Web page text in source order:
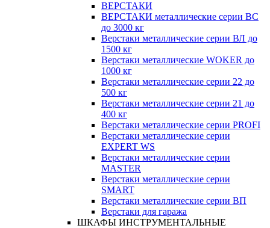
ВЕРСТАКИ
ВЕРСТАКИ металлические серии ВС
до 3000 кг
Верстаки металлические серии ВЛ до
1500 кг
Верстаки металлические WOKER до
1000 кг
Верстаки металлические серии 22 до
500 кг
Верстаки металлические серии 21 до
400 кг
Верстаки металлические серии PROFI
Верстаки металлические серии
EXPERT WS
Верстаки металлические серии
MASTER
Верстаки металлические серии
SMART
Верстаки металлические серии ВП
Верстаки для гаража
ШКАФЫ ИНСТРУМЕНТАЛЬНЫЕ